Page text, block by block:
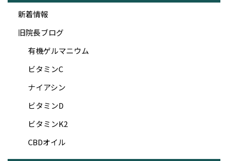
新着情報
旧院長ブログ
有機ゲルマニウム
ビタミンC
ナイアシン
ビタミンD
ビタミンK2
CBDオイル